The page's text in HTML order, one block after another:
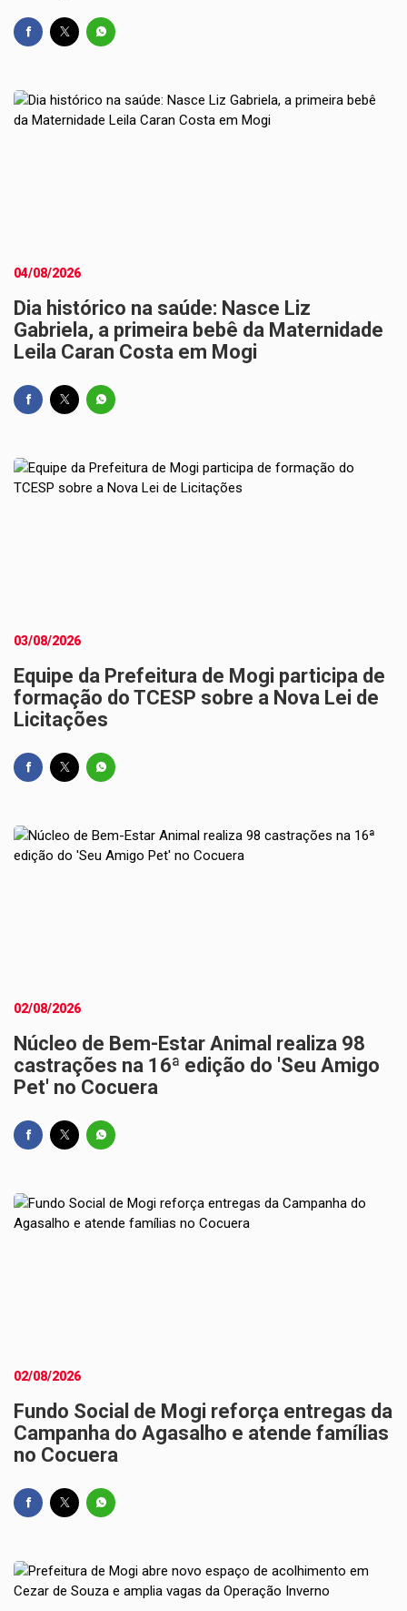
04/08/2026
Dia histórico na saúde: Nasce Liz
Gabriela, a primeira bebê da Maternidade
Leila Caran Costa em Mogi
03/08/2026
Equipe da Prefeitura de Mogi participa de
formação do TCESP sobre a Nova Lei de
Licitações
02/08/2026
Núcleo de Bem-Estar Animal realiza 98
castrações na 16ª edição do 'Seu Amigo
Pet' no Cocuera
02/08/2026
Fundo Social de Mogi reforça entregas da
Campanha do Agasalho e atende famílias
no Cocuera